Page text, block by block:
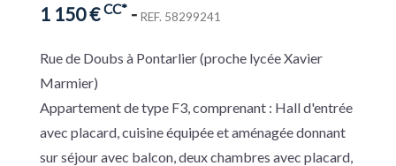
1 150 €CC* - REF. 58299241
Rue de Doubs à Pontarlier (proche lycée Xavier
Marmier)
Appartement de type F3, comprenant : Hall d'entrée
avec placard, cuisine équipée et aménagée donnant
sur séjour avec balcon, deux chambres avec placard,